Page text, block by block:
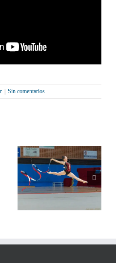
Sin comentarios
Xerrada de Xavi Llop:
Què puc fotografiar i